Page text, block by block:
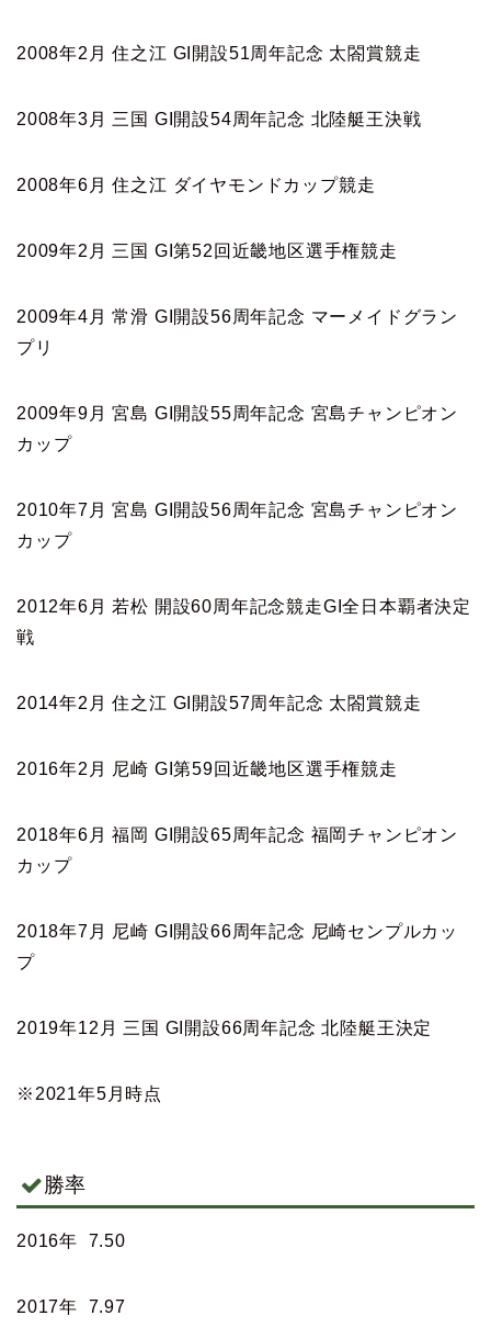
2008年2月 住之江 GI開設51周年記念 太閤賞競走
2008年3月 三国 GI開設54周年記念 北陸艇王決戦
2008年6月 住之江 ダイヤモンドカップ競走
2009年2月 三国 GI第52回近畿地区選手権競走
2009年4月 常滑 GI開設56周年記念 マーメイドグラン
プリ
2009年9月 宮島 GI開設55周年記念 宮島チャンピオン
カップ
2010年7月 宮島 GI開設56周年記念 宮島チャンピオン
カップ
2012年6月 若松 開設60周年記念競走GI全日本覇者決定
戦
2014年2月 住之江 GI開設57周年記念 太閤賞競走
2016年2月 尼崎 GI第59回近畿地区選手権競走
2018年6月 福岡 GI開設65周年記念 福岡チャンピオン
カップ
2018年7月 尼崎 GI開設66周年記念 尼崎センプルカッ
プ
2019年12月 三国 GI開設66周年記念 北陸艇王決定
※2021年5月時点
勝率
2016年 7.50
2017年 7.97